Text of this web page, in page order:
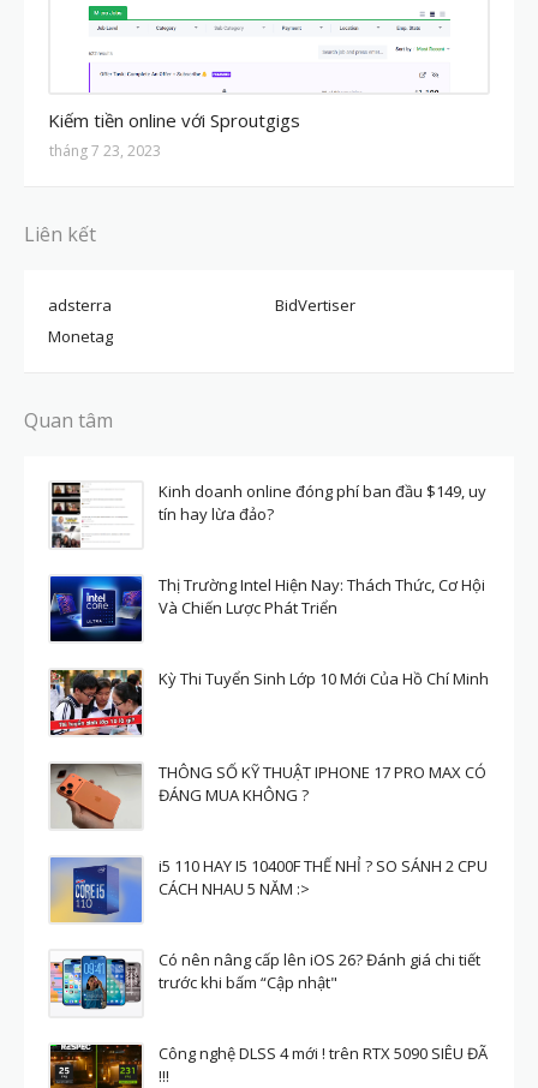
Kiếm tiền online với Sproutgigs
tháng 7 23, 2023
Liên kết
adsterra
BidVertiser
Monetag
Quan tâm
Kinh doanh online đóng phí ban đầu $149, uy
tín hay lừa đảo?
Thị Trường Intel Hiện Nay: Thách Thức, Cơ Hội
Và Chiến Lược Phát Triển
Kỳ Thi Tuyển Sinh Lớp 10 Mới Của Hồ Chí Minh
THÔNG SỐ KỸ THUẬT IPHONE 17 PRO MAX CÓ
ĐÁNG MUA KHÔNG ?
i5 110 HAY I5 10400F THẾ NHỈ ? SO SÁNH 2 CPU
CÁCH NHAU 5 NĂM :>
Có nên nâng cấp lên iOS 26? Đánh giá chi tiết
trước khi bấm “Cập nhật"
Công nghệ DLSS 4 mới ! trên RTX 5090 SIÊU ĐÃ
!!!